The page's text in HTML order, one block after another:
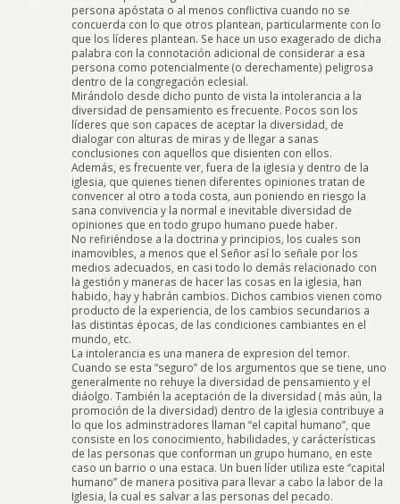
persona apóstata o al menos conflictiva cuando no se
concuerda con lo que otros plantean, particularmente con lo
que los líderes plantean. Se hace un uso exagerado de dicha
palabra con la connotación adicional de considerar a esa
persona como potencialmente (o derechamente) peligrosa
dentro de la congregación eclesial.
Mirándolo desde dicho punto de vista la intolerancia a la
diversidad de pensamiento es frecuente. Pocos son los
líderes que son capaces de aceptar la diversidad, de
dialogar con alturas de miras y de llegar a sanas
conclusiones con aquellos que disienten con ellos.
Además, es frecuente ver, fuera de la iglesia y dentro de la
iglesia, que quienes tienen diferentes opiniones tratan de
convencer al otro a toda costa, aun poniendo en riesgo la
sana convivencia y la normal e inevitable diversidad de
opiniones que en todo grupo humano puede haber.
No refiriéndose a la doctrina y principios, los cuales son
inamovibles, a menos que el Señor así lo señale por los
medios adecuados, en casi todo lo demás relacionado con
la gestión y maneras de hacer las cosas en la iglesia, han
habido, hay y habrán cambios. Dichos cambios vienen como
producto de la experiencia, de los cambios secundarios a
las distintas épocas, de las condiciones cambiantes en el
mundo, etc.
La intolerancia es una manera de expresion del temor.
Cuando se esta “seguro” de los argumentos que se tiene, uno
generalmente no rehuye la diversidad de pensamiento y el
diáolgo. También la aceptación de la diversidad ( más aún, la
promoción de la diversidad) dentro de la iglesia contribuye a
lo que los adminstradores llaman “el capital humano”, que
consiste en los conocimiento, habilidades, y carácterísticas
de las personas que conforman un grupo humano, en este
caso un barrio o una estaca. Un buen líder utiliza este “capital
humano” de manera positiva para llevar a cabo la labor de la
Iglesia, la cual es salvar a las personas del pecado.